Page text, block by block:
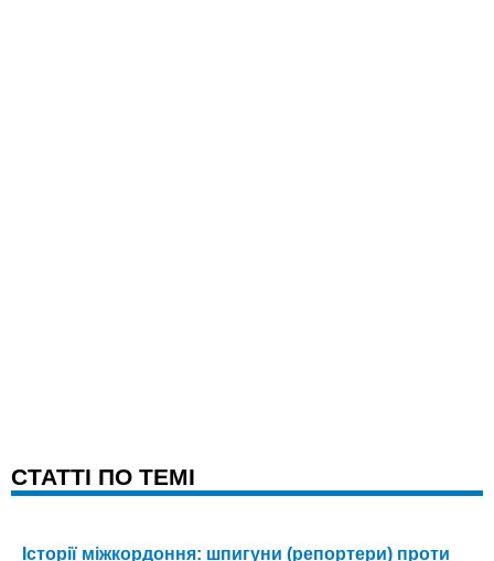
CТАТТІ ПО ТЕМІ
Історії міжкордоння: шпигуни (репортери) проти